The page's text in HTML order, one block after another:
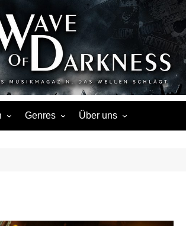
Wave of Darkness
Interviews, Berichte, Musik
Genres Über uns